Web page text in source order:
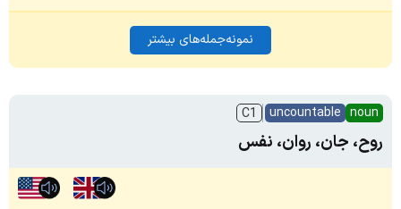
نمونه‌جمله‌های بیشتر
noun
uncountable
C1
روح، جان، روان، نفس